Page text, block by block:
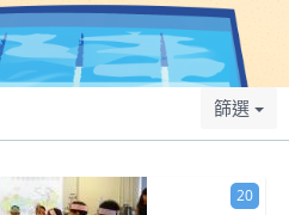
篩選
20